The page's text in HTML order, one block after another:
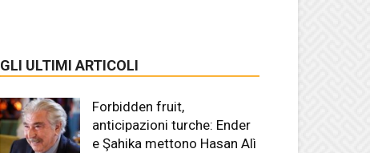
GLI ULTIMI ARTICOLI
Forbidden fruit,
anticipazioni turche: Ender
e Şahika mettono Hasan Alì